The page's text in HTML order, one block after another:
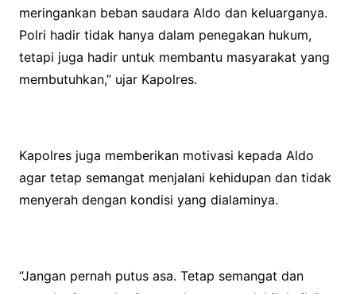
meringankan beban saudara Aldo dan keluarganya.
Polri hadir tidak hanya dalam penegakan hukum,
tetapi juga hadir untuk membantu masyarakat yang
membutuhkan,” ujar Kapolres.
Kapolres juga memberikan motivasi kepada Aldo
agar tetap semangat menjalani kehidupan dan tidak
menyerah dengan kondisi yang dialaminya.
“Jangan pernah putus asa. Tetap semangat dan